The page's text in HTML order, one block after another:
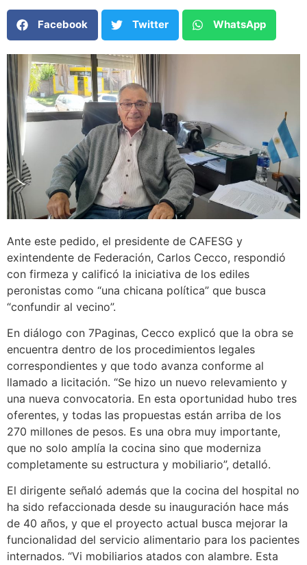
Facebook Twitter WhatsApp
Ante este pedido, el presidente de CAFESG y
exintendente de Federación, Carlos Cecco, respondió
con firmeza y calificó la iniciativa de los ediles
peronistas como “una chicana política” que busca
“confundir al vecino”.
En diálogo con 7Paginas, Cecco explicó que la obra se
encuentra dentro de los procedimientos legales
correspondientes y que todo avanza conforme al
llamado a licitación. “Se hizo un nuevo relevamiento y
una nueva convocatoria. En esta oportunidad hubo tres
oferentes, y todas las propuestas están arriba de los
270 millones de pesos. Es una obra muy importante,
que no solo amplía la cocina sino que moderniza
completamente su estructura y mobiliario”, detalló.
El dirigente señaló además que la cocina del hospital no
ha sido refaccionada desde su inauguración hace más
de 40 años, y que el proyecto actual busca mejorar la
funcionalidad del servicio alimentario para los pacientes
internados. “Vi mobiliarios atados con alambre. Esta